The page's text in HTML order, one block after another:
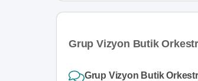
Grup Vizyon Butik
Grup Vizyon Butik